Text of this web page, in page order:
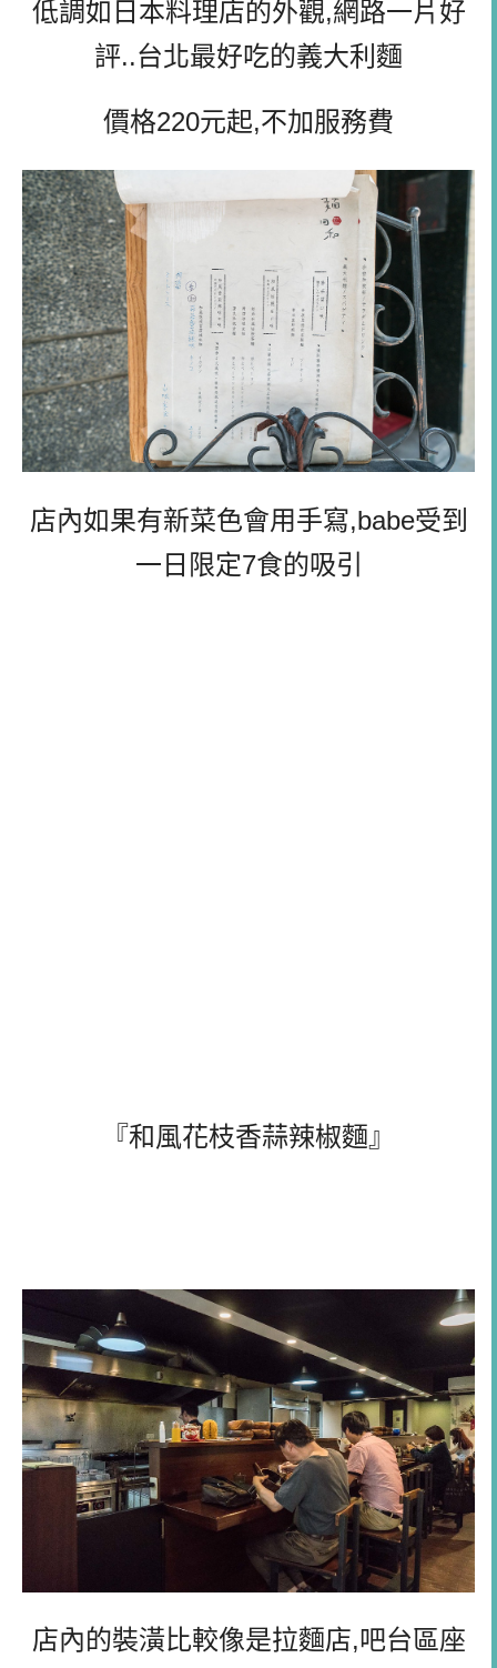
低調如日本料理店的外觀,網路一片好
評..台北最好吃的義大利麵
價格220元起,不加服務費
店內如果有新菜色會用手寫,babe受到
一日限定7食的吸引
『和風花枝香蒜辣椒麵』
店內的裝潢比較像是拉麵店,吧台區座